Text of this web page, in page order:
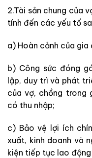
2.Tài sản chung của
tính đến các yếu tố
a) Hoàn cảnh của gia
b) Công sức đóng
lập, duy trì và phát
của vợ, chồng trong
có thu nhập;
c) Bảo vệ lợi ích
xuất, kinh doanh và
kiện tiếp tục lao